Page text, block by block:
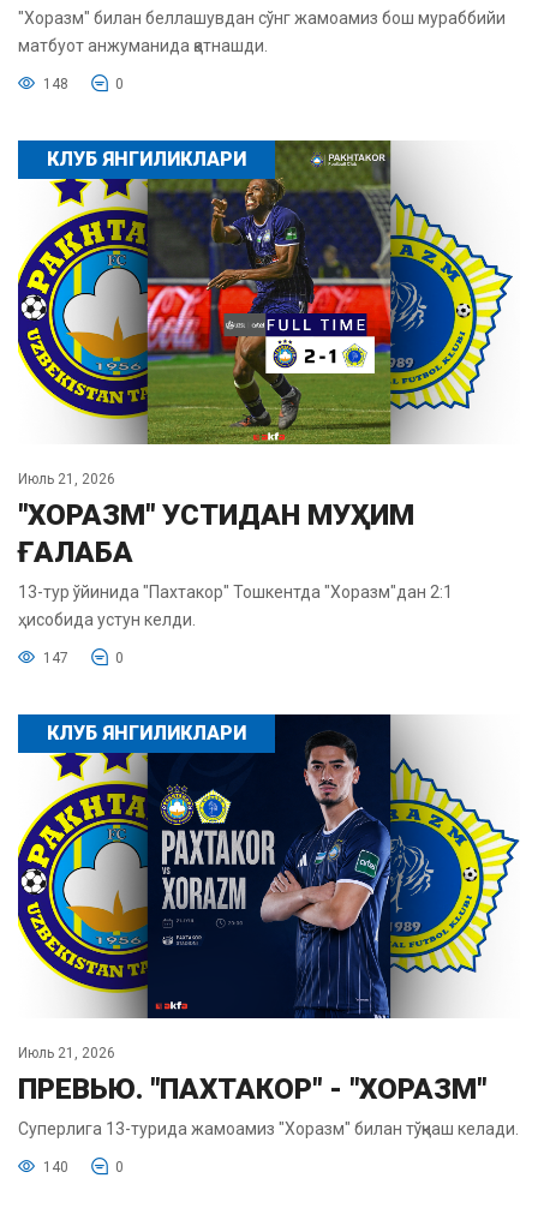
"Хоразм" билан беллашувдан сўнг жамоамиз бош мураббийи
матбуот анжуманида қатнашди.
148 0
КЛУБ ЯНГИЛИКЛАРИ
Июль 21, 2026
"ХОРАЗМ" УСТИДАН МУҲИМ
ҒАЛАБА
13-тур ўйинида "Пахтакор" Тошкентда "Хоразм"дан 2:1
ҳисобида устун келди.
147 0
КЛУБ ЯНГИЛИКЛАРИ
Июль 21, 2026
ПРЕВЬЮ. "ПАХТАКОР" - "ХОРАЗМ"
Суперлига 13-турида жамоамиз "Хоразм" билан тўқнаш келади.
140 0